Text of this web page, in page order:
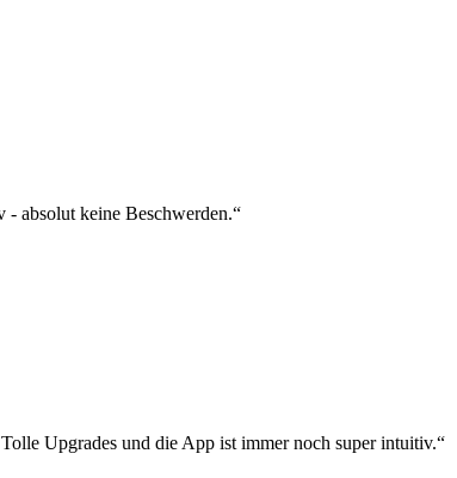
- absolut keine Beschwerden.“
Upgrades und die App ist immer noch super intuitiv.“